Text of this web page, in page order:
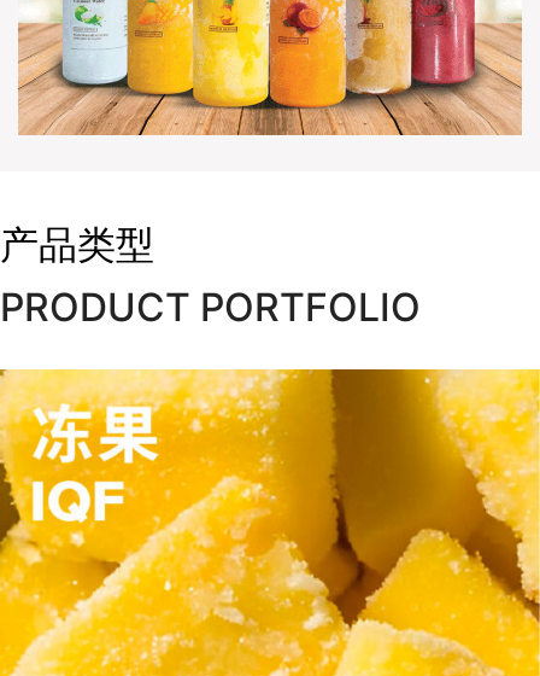
产品类型
PRODUCT PORTFOLIO